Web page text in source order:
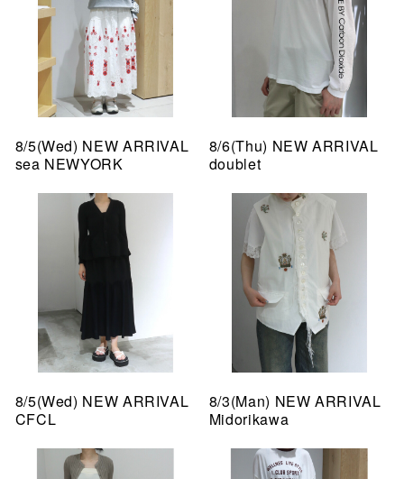
8/5(Wed) NEW ARRIVAL
sea NEWYORK
8/6(Thu) NEW ARRIVAL
doublet
8/5(Wed) NEW ARRIVAL
CFCL
8/3(Man) NEW ARRIVAL
Midorikawa